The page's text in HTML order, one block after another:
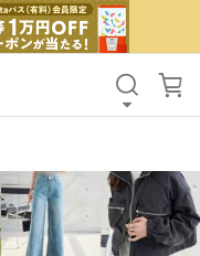
すべて
すべて